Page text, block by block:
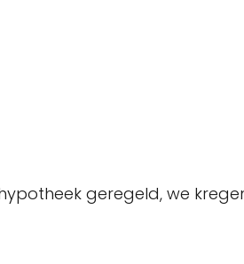
geregeld, we